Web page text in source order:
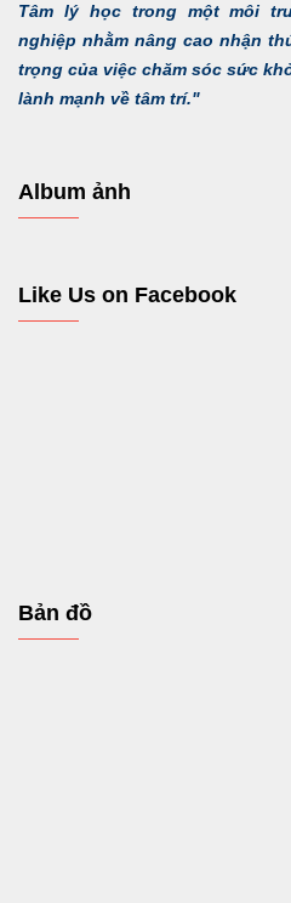
Tâm lý học trong một môi
nghiệp nhằm nâng cao nhận
trọng của việc chăm sóc sức
lành mạnh về tâm trí."
Album ảnh
Like Us on Facebook
Bản đồ